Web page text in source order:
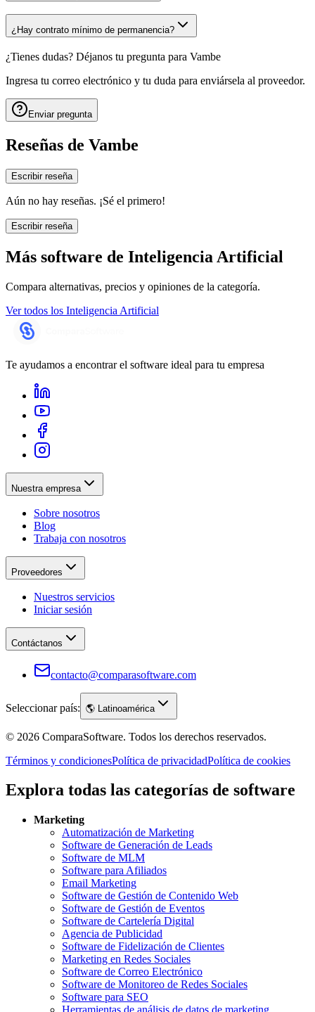
¿Hay contrato mínimo de permanencia?
¿Tienes dudas? Déjanos tu pregunta para Vambe
Ingresa tu correo electrónico y tu duda para enviársela al proveedor.
Enviar pregunta
Reseñas de Vambe
Escribir reseña
Aún no hay reseñas. ¡Sé el primero!
Escribir reseña
Más software de Inteligencia Artificial
Compara alternativas, precios y opiniones de la categoría.
Ver todos los Inteligencia Artificial
Te ayudamos a encontrar el software ideal para tu empresa
Nuestra empresa
Sobre nosotros
Blog
Trabaja con nosotros
Proveedores
Nuestros servicios
Iniciar sesión
Contáctanos
contacto@comparasoftware.com
Seleccionar país: 🌎 Latinoamérica
© 2026 ComparaSoftware. Todos los derechos reservados.
Términos y condicionesPolítica de privacidadPolítica de cookies
Explora todas las categorías de software
Marketing
Automatización de Marketing
Software de Generación de Leads
Software de MLM
Software para Afiliados
Email Marketing
Software de Gestión de Contenido Web
Software de Gestión de Eventos
Software de Cartelería Digital
Agencia de Publicidad
Software de Fidelización de Clientes
Marketing en Redes Sociales
Software de Correo Electrónico
Software de Monitoreo de Redes Sociales
Software para SEO